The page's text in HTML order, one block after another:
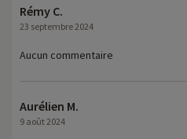
Rémy C.
23 septembre 2024
Aucun commentaire
Aurélien M.
9 août 2024